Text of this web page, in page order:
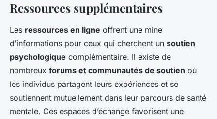
Ressources supplémentaires
Les ressources en ligne offrent une mine
d’informations pour ceux qui cherchent un soutien
psychologique complémentaire. Il existe de
nombreux forums et communautés de soutien où
les individus partagent leurs expériences et se
soutiennent mutuellement dans leur parcours de santé
mentale. Ces espaces d’échange favorisent une